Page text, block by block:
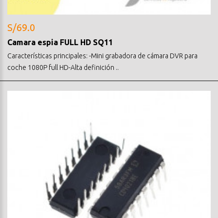
S/69.0
Camara espia FULL HD SQ11
Características principales: -Mini grabadora de cámara DVR para
coche 1080P full HD-Alta definición ..